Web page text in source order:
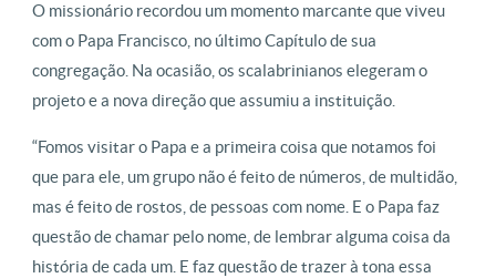
O missionário recordou um momento marcante que viveu
com o Papa Francisco, no último Capítulo de sua
congregação. Na ocasião, os scalabrinianos elegeram o
projeto e a nova direção que assumiu a instituição.
“Fomos visitar o Papa e a primeira coisa que notamos foi
que para ele, um grupo não é feito de números, de multidão,
mas é feito de rostos, de pessoas com nome. E o Papa faz
questão de chamar pelo nome, de lembrar alguma coisa da
história de cada um. E faz questão de trazer à tona essa